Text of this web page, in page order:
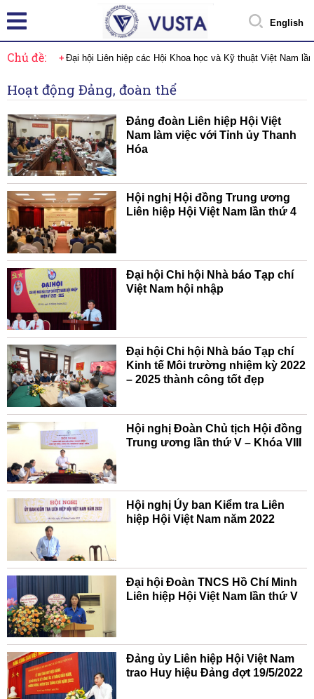
English
Chủ đề: Đại hội Liên hiệp các Hội Khoa học và Kỹ thuật Việt Nam
Hoạt động Đảng, đoàn thể
Đảng đoàn Liên hiệp Hội Việt
Nam làm việc với Tỉnh ủy Thanh
Hóa
Hội nghị Hội đồng Trung ương
Liên hiệp Hội Việt Nam lần thứ 4
Đại hội Chi hội Nhà báo Tạp chí
Việt Nam hội nhập
Đại hội Chi hội Nhà báo Tạp chí
Kinh tế Môi trường nhiệm kỳ 2022
– 2025 thành công tốt đẹp
Hội nghị Đoàn Chủ tịch Hội đồng
Trung ương lần thứ V – Khóa VIII
Hội nghị Ủy ban Kiểm tra Liên
hiệp Hội Việt Nam năm 2022
Đại hội Đoàn TNCS Hồ Chí Minh
Liên hiệp Hội Việt Nam lần thứ V
Đảng ủy Liên hiệp Hội Việt Nam
trao Huy hiệu Đảng đợt 19/5/2022